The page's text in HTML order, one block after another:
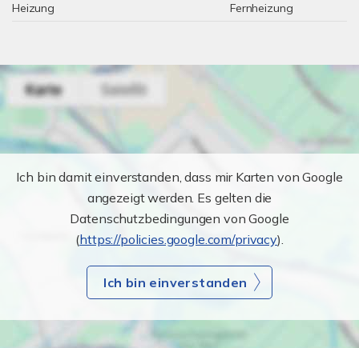
Heizung
Fernheizung
Ich bin damit einverstanden, dass mir Karten von Google
angezeigt werden. Es gelten die
Datenschutzbedingungen von Google
(https://policies.google.com/privacy).
Ich bin einverstanden